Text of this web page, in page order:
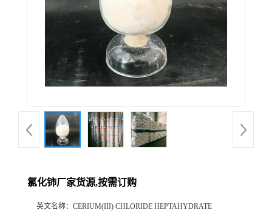
氯化铈厂家货源,按需订购
英文名称： CERIUM(III) CHLORIDE HEPTAHYDRATE